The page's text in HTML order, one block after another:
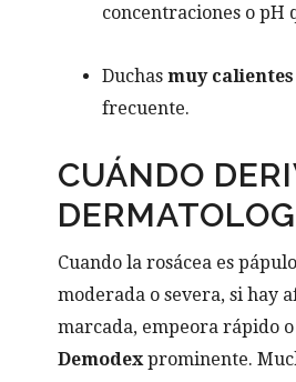
concentraciones o pH
Duchasmuy calientes
frecuente.
CUÁNDO
Cuando la rosácea es
moderada o severa, si hay
marcada, empeora rápido o
Demodexprominente.